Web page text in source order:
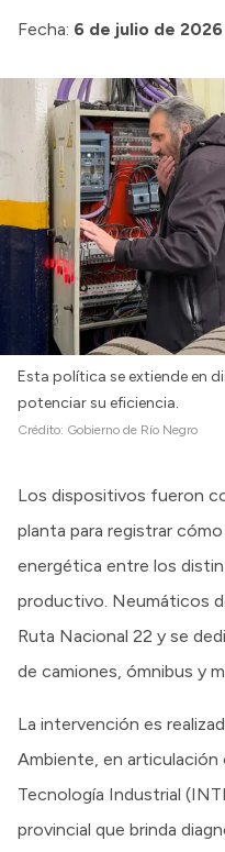
Convocatorias
Intranet
Login
Fecha: 6 de julio de 2026
Esta política se extiende en
potenciar su eficiencia.
Crédito: Gobierno de Río Negro
Los dispositivos fueron
planta para registrar
energética entre los
productivo. Neumáticos
Ruta Nacional 22 y se
de camiones, ómnibus y
La intervención es
Ambiente, en
Tecnología Industrial
provincial que brinda